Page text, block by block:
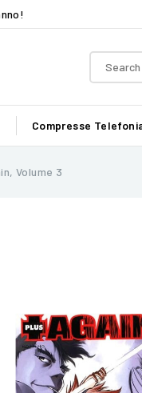
Compresse
Volume 3